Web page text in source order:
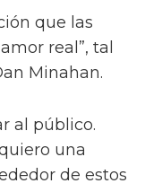
que las
real”, tal
Minahan.
al público.
una
de estos